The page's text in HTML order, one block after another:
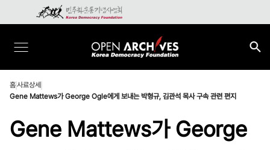
홈사료상세
Gene Mattews가 George Ogle에게 보내는 박형규, 김관석 목사 구속 관련 편지
Gene Mattews가 George